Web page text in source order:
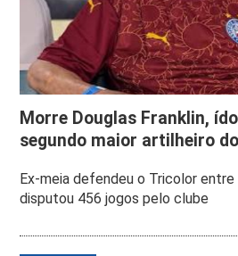
Morre Douglas Franklin,
segundo maior artilheiro
Ex-meia defendeu o Tricolor
disputou 456 jogos pelo clube